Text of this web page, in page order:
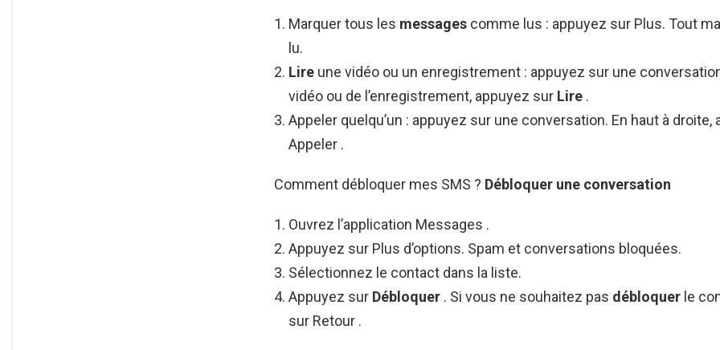
Marquer tous les messages comme lus : appuyez sur Plus. Tout
lu.
Lire une vidéo ou un enregistrement : appuyez sur une
vidéo ou de l’enregistrement, appuyez sur Lire .
Appeler quelqu’un : appuyez sur une conversation. En haut à droite,
Appeler .
Comment débloquer mes SMS ? Débloquer une conversation
Ouvrez l’application Messages .
Appuyez sur Plus d’options. Spam et conversations bloquées.
Sélectionnez le contact dans la liste.
Appuyez sur Débloquer . Si vous ne souhaitez pas débloquer le
sur Retour .